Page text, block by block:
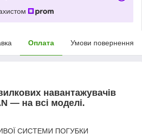
Оплата Умови повернення
навантажувачів
— на всі моделі.
СИСТЕМИ ПОГУБКИ